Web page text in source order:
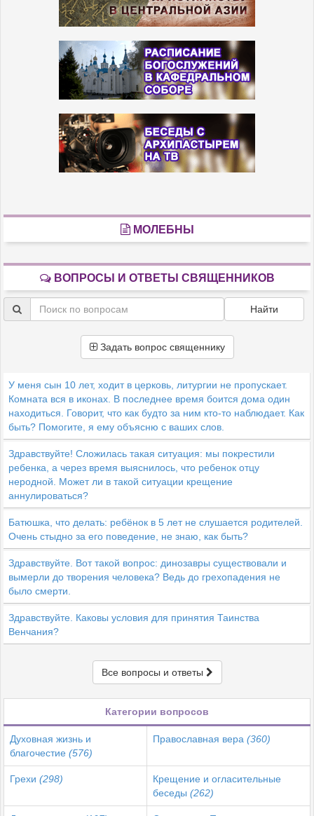
МОЛЕБНЫ
ВОПРОСЫ И ОТВЕТЫ СВЯЩЕННИКОВ
Найти
Задать вопрос священнику
У меня сын 10 лет, ходит в церковь, литургии не пропускает.
Комната вся в иконах. В последнее время боится дома один
находиться. Говорит, что как будто за ним кто-то наблюдает. Как
быть? Помогите, я ему объясню с ваших слов.
Здравствуйте! Сложилась такая ситуация: мы покрестили
ребенка, а через время выяснилось, что ребенок отцу
неродной. Может ли в такой ситуации крещение
аннулироваться?
Батюшка, что делать: ребёнок в 5 лет не слушается родителей.
Очень стыдно за его поведение, не знаю, как быть?
Здравствуйте. Вот такой вопрос: динозавры существовали и
вымерли до творения человека? Ведь до грехопадения не
было смерти.
Здравствуйте. Каковы условия для принятия Таинства
Венчания?
Все вопросы и ответы
Категории вопросов
Духовная жизнь и
благочестие (576)
Православная вера (360)
Грехи (298)
Крещение и огласительные
беседы (262)